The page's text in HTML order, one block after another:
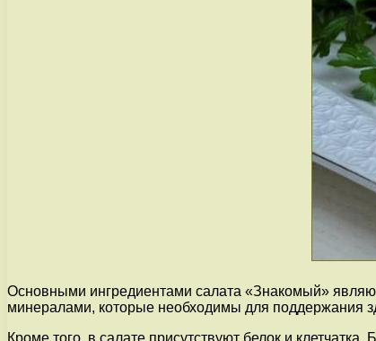
Основными ингредиентами салата «Знакомый»
минералами, которые необходимы для поддержания
Кроме того, в салате присутствуют белок и